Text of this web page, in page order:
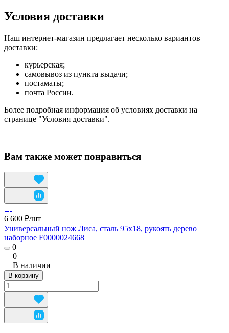
Условия доставки
Наш интернет-магазин предлагает несколько вариантов
доставки:
курьерская;
самовывоз из пункта выдачи;
постаматы;
почта России.
Более подробная информация об условиях доставки на
странице "Условия доставки".
Вам также может понравиться
6 600 ₽/шт
Универсальный нож Лиса, сталь 95х18, рукоять дерево
наборное F0000024668
0
0
В наличии
В корзину